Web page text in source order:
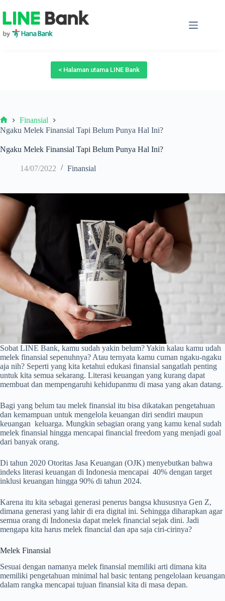
to
content
< Halaman utama LINE Bank
Beranda
Finansial
Ngaku Melek Finansial Tapi Belum Punya Hal Ini?
Ngaku Melek Finansial Tapi Belum Punya Hal Ini?
14/07/2022 Finansial
Sobat LINE Bank, kamu sudah yakin belum? Yakin kalau kamu udah
melek finansial sepenuhnya? Atau ternyata kamu cuman ngaku-ngaku
aja nih? Seperti yang kita ketahui edukasi finansial sangatlah penting
untuk kita semua sekarang. Literasi keuangan yang kurang dapat
membuat dan mempengaruhi kehidupanmu di masa yang akan datang.
Bagi yang belum tau melek finansial itu bisa dikatakan pengetahuan
dan kemampuan untuk mengelola keuangan diri sendiri maupun
keuangan keluarga. Mungkin sebagian orang yang kamu kenal sudah
melek finansial hingga mencapai financial freedom yang menjadi goal
dari banyak orang.
Di tahun 2020 Otoritas Jasa Keuangan (OJK) menyebutkan bahwa
indeks literasi keuangan di Indonesia mencapai 40% dengan target
inklusi keuangan hingga 90% di tahun 2024.
Karena itu kita sebagai generasi penerus bangsa khususnya Gen Z,
dimana generasi yang lahir di era digital ini. Sehingga diharapkan agar
semua orang di Indonesia dapat melek financial sejak dini. Jadi
mengapa kita harus melek financial dan apa saja ciri-cirinya?
Melek Finansial
Sesuai dengan namanya melek finansial memiliki arti dimana kita
memiliki pengetahuan minimal hal basic tentang pengelolaan keuangan
dalam rangka mencapai tujuan finansial kita di masa depan.